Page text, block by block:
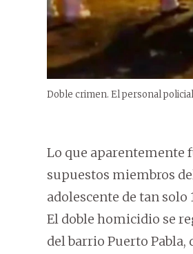
Doble crimen. El personal
Lo que aparentemente
supuestos miembros
adolescente de tan solo
El doble homicidio se
del barrio Puerto Pabla,